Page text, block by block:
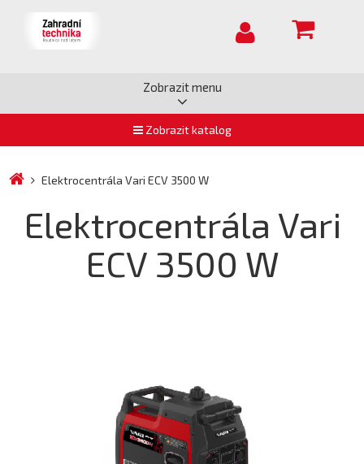
Zobrazit menu
Zobrazit katalog
Elektrocentrála Vari ECV 3500 W
Elektrocentrála Vari
ECV 3500 W